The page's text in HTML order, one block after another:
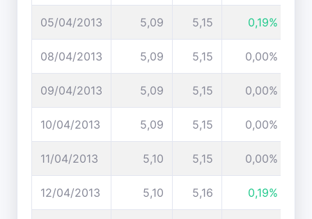
05/04/2013 5,09 5,15 0,19%
08/04/2013 5,09 5,15 0,00%
09/04/2013 5,09 5,15 0,00%
10/04/2013 5,09 5,15 0,00%
11/04/2013 5,10 5,15 0,00%
12/04/2013 5,10 5,16 0,19%